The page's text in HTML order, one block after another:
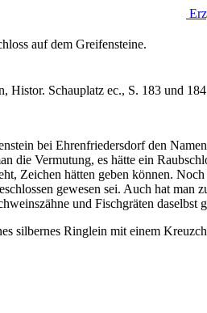
auf dem Greifensteine.
Histor. Schauplatz ec., S. 183 und
bei Ehrenfriedersdorf den
die Vermutung, es hätte ein
Zeichen hätten geben können.
gewesen sei. Auch hat man
und Fischgräten daselbst
silbernes Ringlein mit einem